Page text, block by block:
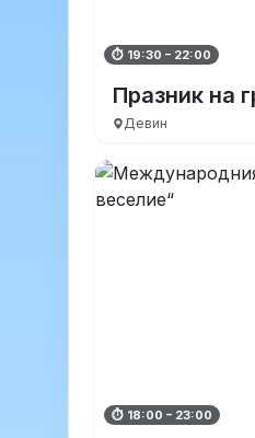
⏱ 19:30 – 22:00
Празник на
Девин
⏱ 18:00 – 23:00